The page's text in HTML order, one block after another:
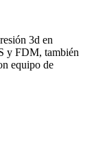
3d en
y FDM, también
equipo de